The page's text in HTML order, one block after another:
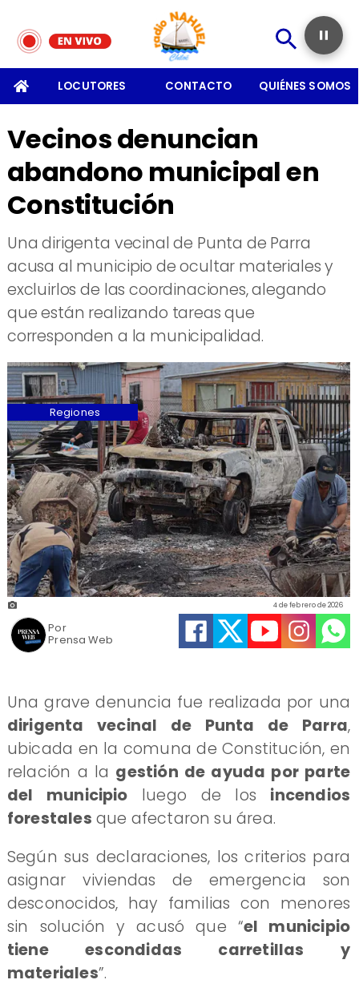
LOCUTORES CONTACTO QUIÉNES SOMOS
Vecinos denuncian
abandono municipal en
Constitución
Una dirigenta vecinal de Punta de Parra
acusa al municipio de ocultar materiales y
excluirlos de las coordinaciones, alegando
que están realizando tareas que
corresponden a la municipalidad.
Prensa Web
4 de febrero de 2026
Regiones
Por
Una grave denuncia fue realizada por una
dirigenta vecinal de Punta de Parra,
ubicada en la comuna de Constitución, en
relación a la gestión de ayuda por parte
del municipio luego de los incendios
forestales que afectaron su área.
Según sus declaraciones, los criterios para
asignar viviendas de emergencia son
desconocidos, hay familias con menores
sin solución y acusó que “el municipio
tiene escondidas carretillas y
materiales”.